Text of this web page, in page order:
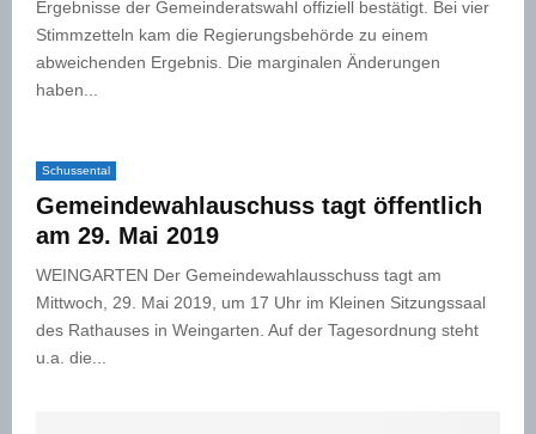
Ergebnisse der Gemeinderatswahl offiziell bestätigt. Bei vier
Stimmzetteln kam die Regierungsbehörde zu einem
abweichenden Ergebnis. Die marginalen Änderungen
haben...
Schussental
Gemeindewahlauschuss tagt öffentlich
am 29. Mai 2019
WEINGARTEN Der Gemeindewahlausschuss tagt am
Mittwoch, 29. Mai 2019, um 17 Uhr im Kleinen Sitzungssaal
des Rathauses in Weingarten. Auf der Tagesordnung steht
u.a. die...